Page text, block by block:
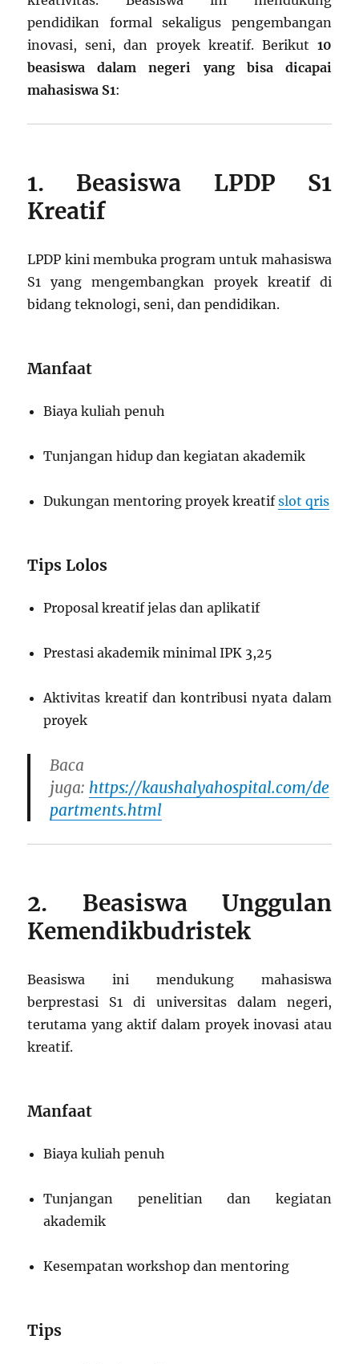
pendidikan formal sekaligus pengembangan
inovasi, seni, dan proyek kreatif. Berikut 10
beasiswa dalam negeri yang bisa dicapai
mahasiswa S1:
1. Beasiswa LPDP S1
Kreatif
LPDP kini membuka program untuk mahasiswa
S1 yang mengembangkan proyek kreatif di
bidang teknologi, seni, dan pendidikan.
Manfaat
Biaya kuliah penuh
Tunjangan hidup dan kegiatan akademik
Dukungan mentoring proyek kreatifslot qris
Tips Lolos
Proposal kreatif jelas dan aplikatif
Prestasi akademik minimal IPK 3,25
Aktivitas kreatif dan kontribusi nyata dalam
proyek
Baca
juga: https://kaushalyahospital.com/de
partments.html
2. Beasiswa Unggulan
Kemendikbudristek
Beasiswa ini mendukung mahasiswa
berprestasi S1 di universitas dalam negeri,
terutama yang aktif dalam proyek inovasi atau
kreatif.
Manfaat
Biaya kuliah penuh
Tunjangan penelitian dan kegiatan
akademik
Kesempatan workshop dan mentoring
Tips